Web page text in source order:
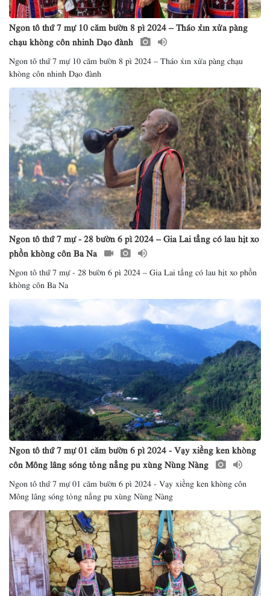
Ngon tô thứ 7 mự 10 căm bườn 8 pì 2024 – Tháo xỉn xửa pàng
chạu khòng côn nhinh Dạo đành
Ngon tô thứ 7 mự 10 căm bườn 8 pì 2024 – Tháo xỉn xửa pàng chạu
khòng côn nhinh Dạo đành
Ngon tô thứ 7 mự - 28 bườn 6 pì 2024 – Gia Lai tẳng có lau hịt xo
phồn khòng côn Ba Na
Ngon tô thứ 7 mự - 28 bườn 6 pì 2024 – Gia Lai tẳng có lau hịt xo phồn
khòng côn Ba Na
Ngon tô thứ 7 mự 01 căm bườn 6 pì 2024 - Vạy xiềng ken khòng
côn Mông lâng sóng tỏng nẳng pu xùng Nùng Nàng
Ngon tô thứ 7 mự 01 căm bườn 6 pì 2024 - Vạy xiềng ken khòng côn
Mông lâng sóng tỏng nẳng pu xùng Nùng Nàng